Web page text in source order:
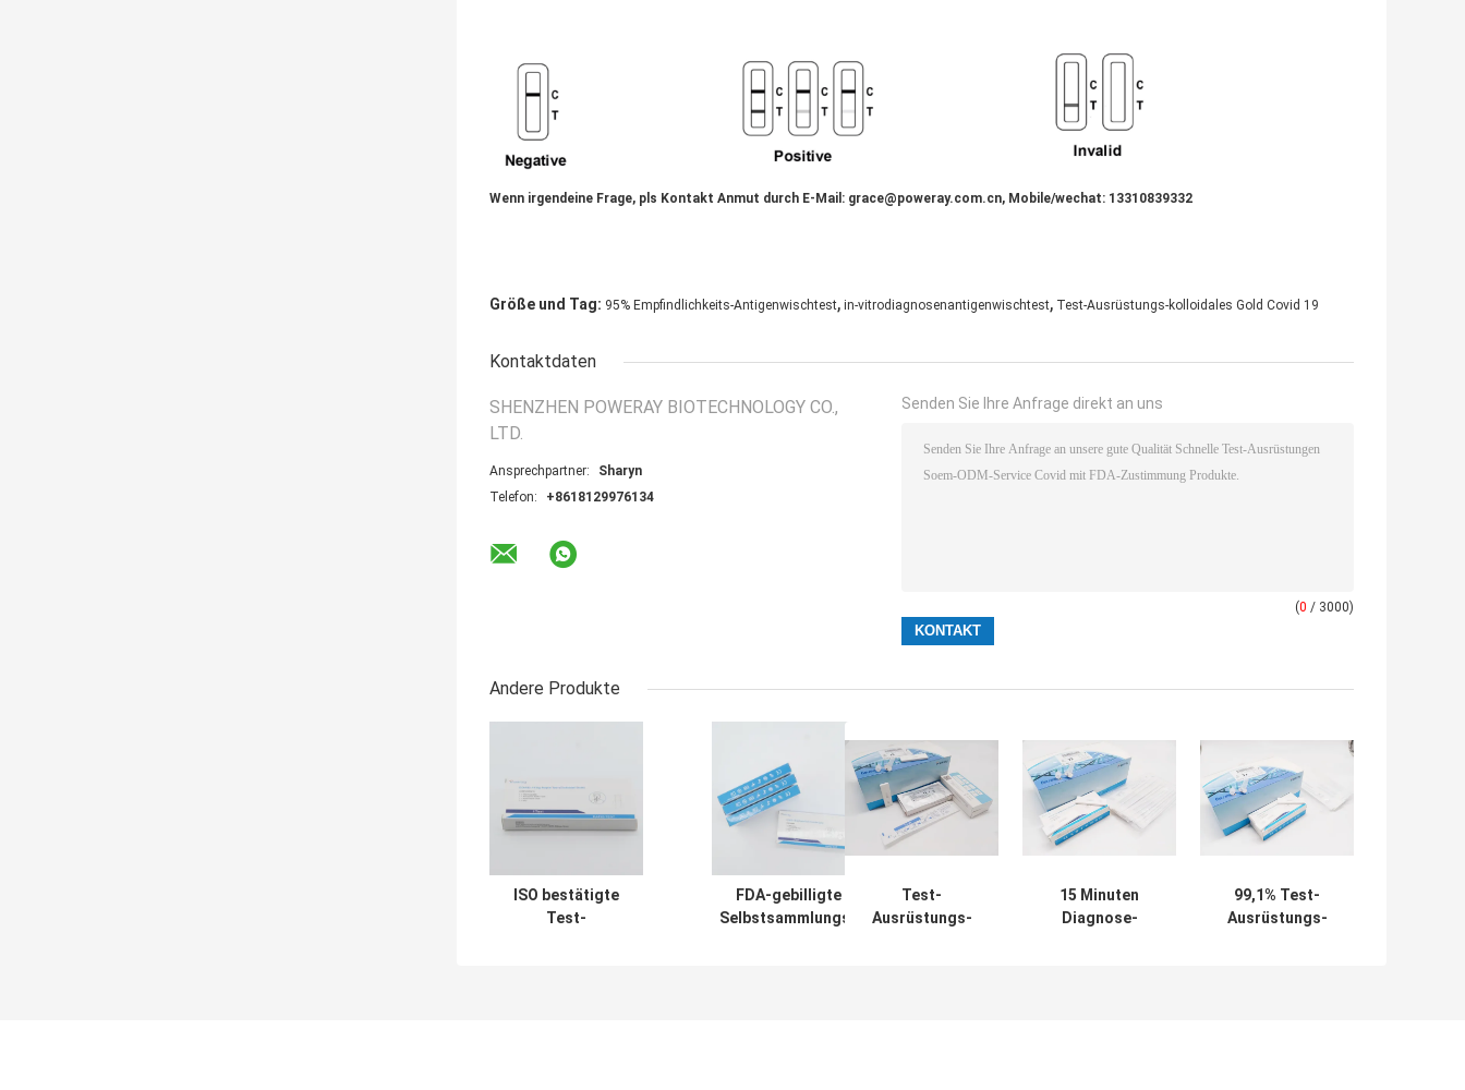
Wenn irgendeine Frage, pls Kontakt Anmut durch E-Mail: grace@poweray.com.cn, Mobile/wechat: 13310839332
Größe und Tag: 95% Empfindlichkeits-Antigenwischtest, in-vitrodiagnosenantigenwischtest, Test-Ausrüstungs-kolloidales Gold Covid 19
Kontaktdaten
SHENZHEN POWERAY BIOTECHNOLOGY CO.,
LTD.
Ansprechpartner:
Sharyn
Telefon:
+8618129976134
Senden Sie Ihre Anfrage direkt an uns
(0 / 3000)
Andere Produkte
ISO bestätigte
Test-
FDA-gebilligte
Selbstsammlungs-
Test-
Ausrüstungs-
15 Minuten
Diagnose-
99,1% Test-
Ausrüstungs-